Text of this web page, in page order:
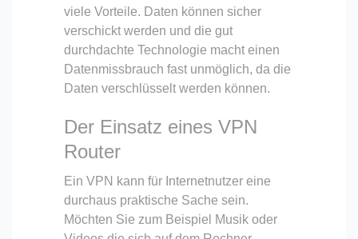
viele Vorteile. Daten können sicher
verschickt werden und die gut
durchdachte Technologie macht einen
Datenmissbrauch fast unmöglich, da die
Daten verschlüsselt werden können.
Der Einsatz eines VPN
Router
Ein VPN kann für Internetnutzer eine
durchaus praktische Sache sein.
Möchten Sie zum Beispiel Musik oder